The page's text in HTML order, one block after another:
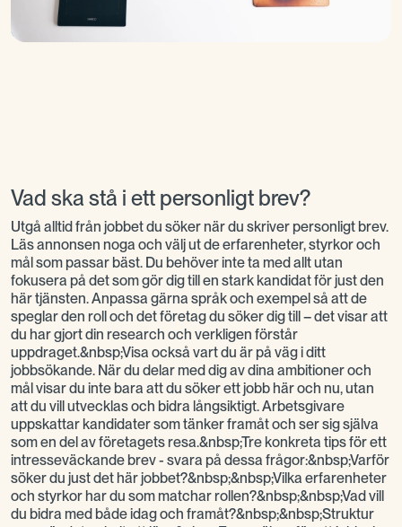
Vad ska stå i ett personligt brev?
Utgå alltid från jobbet du söker när du skriver personligt brev.
Läs annonsen noga och välj ut de erfarenheter, styrkor och
mål som passar bäst. Du behöver inte ta med allt utan
fokusera på det som gör dig till en stark kandidat för just den
här tjänsten. Anpassa gärna språk och exempel så att de
speglar den roll och det företag du söker dig till – det visar att
du har gjort din research och verkligen förstår
uppdraget.&nbsp;Visa också vart du är på väg i ditt
jobbsökande. När du delar med dig av dina ambitioner och
mål visar du inte bara att du söker ett jobb här och nu, utan
att du vill utvecklas och bidra långsiktigt. Arbetsgivare
uppskattar kandidater som tänker framåt och ser sig själva
som en del av företagets resa.&nbsp;Tre konkreta tips för ett
intresseväckande brev - svara på dessa frågor:&nbsp;Varför
söker du just det här jobbet?&nbsp;&nbsp;Vilka erfarenheter
och styrkor har du som matchar rollen?&nbsp;&nbsp;Vad vill
du bidra med både idag och framåt?&nbsp;&nbsp;Struktur